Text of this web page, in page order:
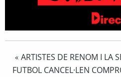
« ARTISTES DE RENOM I LA
FUTBOL CANCEL·LEN